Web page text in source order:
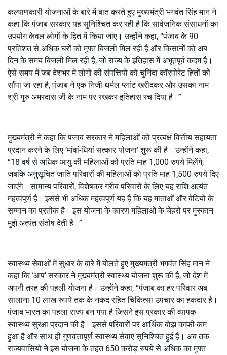
कल्याणकारी योजनाओं के बारे में बात करते हुए मुख्यमंत्री भगवंत सिंह मान ने
कहा कि पंजाब सरकार यह सुनिश्चित कर रही है कि सार्वजनिक संसाधनों का
उपयोग केवल लोगों के हित में किया जाए। उन्होंने कहा, “पंजाब के 90
प्रतिशत से अधिक घरों को मुफ्त बिजली मिल रही है और किसानों को अब
दिन के समय बिजली मिल रही है, जो राज्य के इतिहास में अभूतपूर्व कदम है।
ऐसे समय में जब देशभर में लोगों की संपत्तियों को चुनिंदा कॉरपोरेट हितों को
सौंपा जा रहा है, पंजाब ने एक निजी थर्मल प्लांट खरीदकर और उसका नाम
श्री गुरु अमरदास जी के नाम पर रखकर इतिहास रच दिया है।”
मुख्यमंत्री ने कहा कि पंजाब सरकार ने महिलाओं को प्रत्यक्ष वित्तीय सहायता
प्रदान करने के लिए ‘मांवां-धियां सत्कार योजना’ शुरू की है। उन्होंने कहा,
“18 वर्ष से अधिक आयु की महिलाओं को प्रति माह 1,000 रुपये मिलेंगे,
जबकि अनुसूचित जाति परिवारों की महिलाओं को प्रति माह 1,500 रुपये दिए
जाएंगे। सामान्य परिवारों, विशेषकर गरीब परिवारों के लिए यह राशि अत्यंत
महत्वपूर्ण है। इससे भी अधिक महत्वपूर्ण यह है कि यह माताओं और बेटियों के
सम्मान का प्रतीक है। इस योजना के कारण महिलाओं के चेहरों पर मुस्कान
मुझे अत्यंत संतोष देती है।”
स्वास्थ्य सेवाओं में सुधार के बारे में बोलते हुए मुख्यमंत्री भगवंत सिंह मान ने
कहा कि ‘आप’ सरकार ने मुख्यमंत्री स्वास्थ्य योजना शुरू की है, जो देश में
अपनी तरह की पहली योजना है। उन्होंने कहा, “पंजाब का हर परिवार अब
सालाना 10 लाख रुपये तक के नकद रहित चिकित्सा उपचार का हकदार है।
पंजाब भारत का पहला राज्य बन गया है जिसने इस प्रकार की व्यापक
स्वास्थ्य सुरक्षा प्रदान की है। इससे परिवारों पर आर्थिक बोझ काफी कम
हुआ है और साथ ही गुणवत्तापूर्ण स्वास्थ्य सेवाएं सुनिश्चित हुई हैं। अब तक
राज्यवासियों ने इस योजना के तहत 650 करोड़ रुपये से अधिक का मुफ्त